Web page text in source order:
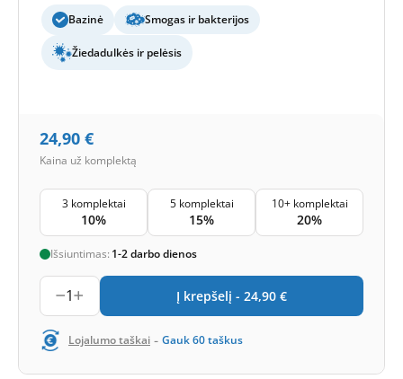
Bazinė
Smogas ir bakterijos
Žiedadulkės ir pelėsis
24,90 €
Kaina už komplektą
3 komplektai
10%
5 komplektai
15%
10+ komplektai
20%
Išsiuntimas: 1-2 darbo dienos
1 Į krepšelį - 24,90 €
Lojalumo taškai - Gauk60taškus